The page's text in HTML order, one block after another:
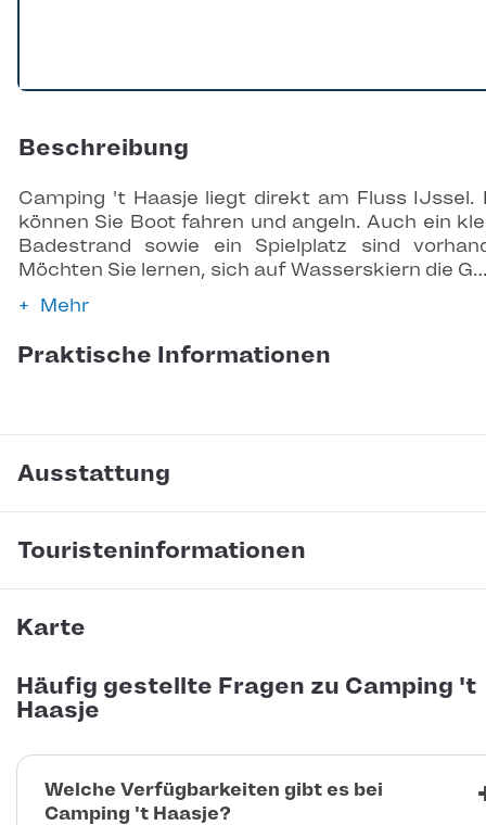
Beschreibung
Camping 't Haasje liegt direkt am Fluss IJssel.
können Sie Boot fahren und angeln. Auch ein
Badestrand sowie ein Spielplatz sind
Möchten Sie lernen, sich auf Wasserskiern die
Mehr
Praktische Informationen
Ausstattung
Touristeninformationen
Karte
Häufig gestellte Fragen zu Camping 't
Haasje
Welche Verfügbarkeiten gibt es bei
Camping 't Haasje?